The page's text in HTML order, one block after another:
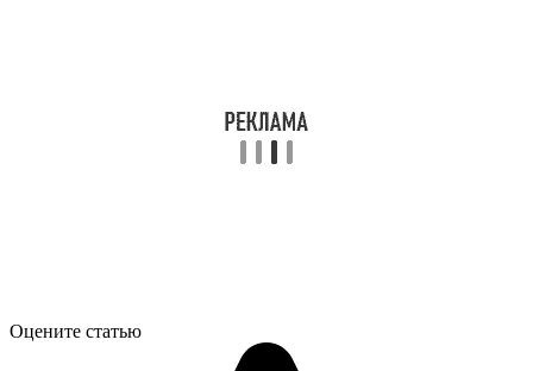
Оцените статью